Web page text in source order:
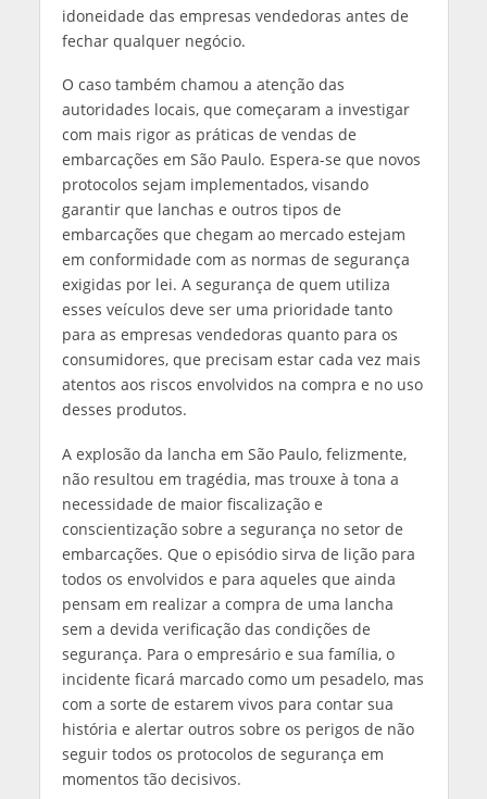
idoneidade das empresas vendedoras antes de
fechar qualquer negócio.
O caso também chamou a atenção das
autoridades locais, que começaram a investigar
com mais rigor as práticas de vendas de
embarcações em São Paulo. Espera-se que novos
protocolos sejam implementados, visando
garantir que lanchas e outros tipos de
embarcações que chegam ao mercado estejam
em conformidade com as normas de segurança
exigidas por lei. A segurança de quem utiliza
esses veículos deve ser uma prioridade tanto
para as empresas vendedoras quanto para os
consumidores, que precisam estar cada vez mais
atentos aos riscos envolvidos na compra e no uso
desses produtos.
A explosão da lancha em São Paulo, felizmente,
não resultou em tragédia, mas trouxe à tona a
necessidade de maior fiscalização e
conscientização sobre a segurança no setor de
embarcações. Que o episódio sirva de lição para
todos os envolvidos e para aqueles que ainda
pensam em realizar a compra de uma lancha
sem a devida verificação das condições de
segurança. Para o empresário e sua família, o
incidente ficará marcado como um pesadelo, mas
com a sorte de estarem vivos para contar sua
história e alertar outros sobre os perigos de não
seguir todos os protocolos de segurança em
momentos tão decisivos.